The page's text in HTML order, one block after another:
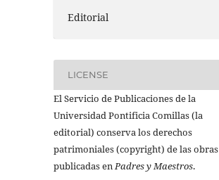
Editorial
LICENSE
El Servicio de Publicaciones de la
Universidad Pontificia Comillas (la
editorial) conserva los derechos
patrimoniales (copyright) de las obras
publicadas enPadres y Maestros.